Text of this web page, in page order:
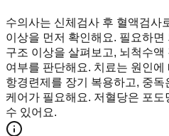
수의사는 신체검사 후 혈액검사
이상을 먼저 확인해요. 필요하면
구조 이상을 살펴보고, 뇌척수액
여부를 판단해요. 치료는 원인
항경련제를 장기 복용하고, 중
케어가 필요해요. 저혈당은 포
수 있어요.